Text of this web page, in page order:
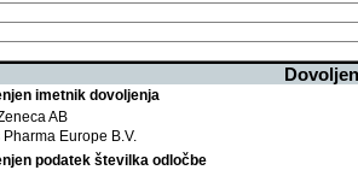
imetnik dovoljenja
AB
Europe B.V.
podatek številka odločbe